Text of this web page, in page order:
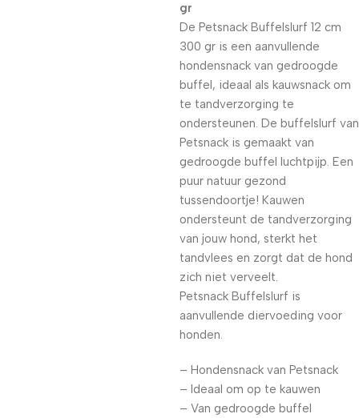
gr
De Petsnack Buffelslurf 12 cm
300 gr is een aanvullende
hondensnack van gedroogde
buffel, ideaal als kauwsnack om
te tandverzorging te
ondersteunen. De buffelslurf van
Petsnack is gemaakt van
gedroogde buffel luchtpijp. Een
puur natuur gezond
tussendoortje! Kauwen
ondersteunt de tandverzorging
van jouw hond, sterkt het
tandvlees en zorgt dat de hond
zich niet verveelt.
Petsnack Buffelslurf is
aanvullende diervoeding voor
honden.
– Hondensnack van Petsnack
– Ideaal om op te kauwen
– Van gedroogde buffel